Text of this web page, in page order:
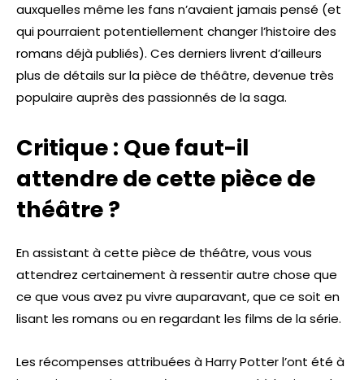
auxquelles même les fans n’avaient jamais pensé (et
qui pourraient potentiellement changer l’histoire des
romans déjà publiés). Ces derniers livrent d’ailleurs
plus de détails sur la pièce de théâtre, devenue très
populaire auprès des passionnés de la saga.
Critique : Que faut-il
attendre de cette pièce de
théâtre ?
En assistant à cette pièce de théâtre, vous vous
attendrez certainement à ressentir autre chose que
ce que vous avez pu vivre auparavant, que ce soit en
lisant les romans ou en regardant les films de la série.
Les récompenses attribuées à Harry Potter l’ont été à